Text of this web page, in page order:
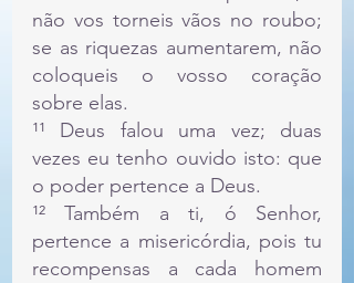
não vos torneis vãos no roubo;
se as riquezas aumentarem, não
coloqueis o vosso coração
sobre elas.
¹¹ Deus falou uma vez; duas
vezes eu tenho ouvido isto: que
o poder pertence a Deus.
¹² Também a ti, ó Senhor,
pertence a misericórdia, pois tu
recompensas a cada homem